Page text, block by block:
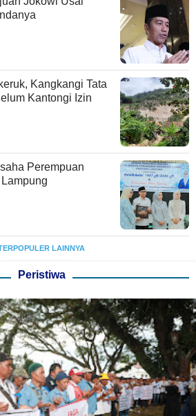
Kangkangi Tata
Kantongi Izin
Perempuan
LAINNYA
Peristiwa